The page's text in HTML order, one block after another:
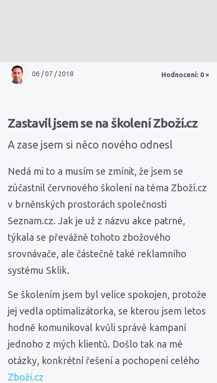
06 / 07 / 2018 Hodnocení: 0 ×
Zastavil jsem se na školení Zboží.cz
A zase jsem si něco nového odnesl
Nedá mi to a musím se zmínit, že jsem se
zúčastnil červnového školení na téma Zboží.cz
v brněnských prostorách společnosti
Seznam.cz. Jak je už z názvu akce patrné,
týkala se převážně tohoto zbožového
srovnávače, ale částečně také reklamního
systému Sklik.
Se školením jsem byl velice spokojen, protože
jej vedla optimalizátorka, se kterou jsem letos
hodně komunikoval kvůli správě kampaní
jednoho z mých klientů. Došlo tak na mé
otázky, konkrétní řešení a pochopení celého
Zboží.cz